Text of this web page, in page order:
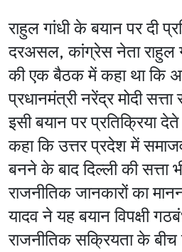
राहुल गांधी के बयान पर दी
दरअसल, कांग्रेस नेता राहुल
की एक बैठक में कहा था कि
प्रधानमंत्री नरेंद्र मोदी
इसी बयान पर प्रतिक्रिया
कहा कि उत्तर प्रदेश में
बनने के बाद दिल्ली की सत्ता
राजनीतिक जानकारों का
यादव ने यह बयान विपक्षी
राजनीतिक सक्रियता के बीच